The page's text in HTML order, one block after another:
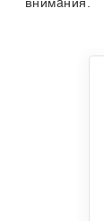
внимания.